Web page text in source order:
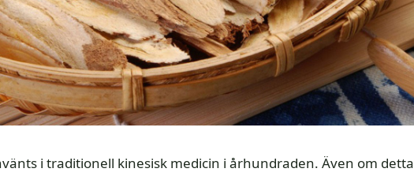
i traditionell kinesisk medicin i århundraden. Även om detta